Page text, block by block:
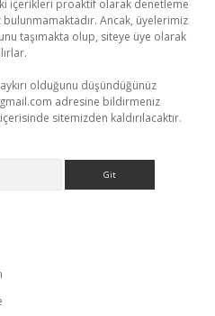
içerikleri proaktif olarak denetleme
Ancak, üyelerimiz
taşımakta olup, siteye üye olarak
olduğunu düşündüğünüz
adresine bildirmeniz
sitemizden kaldırılacaktır.